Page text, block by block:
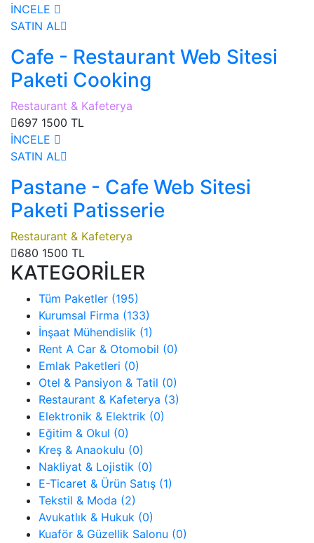
İNCELE
SATIN AL
Cafe - Restaurant Web Sitesi
Paketi Cooking
Restaurant & Kafeterya
697 1500 TL
İNCELE
SATIN AL
Pastane - Cafe Web Sitesi
Paketi Patisserie
Restaurant & Kafeterya
680 1500 TL
KATEGORİLER
Tüm Paketler (195)
Kurumsal Firma (133)
İnşaat Mühendislik (1)
Rent A Car & Otomobil (0)
Emlak Paketleri (0)
Otel & Pansiyon & Tatil (0)
Restaurant & Kafeterya (3)
Elektronik & Elektrik (0)
Eğitim & Okul (0)
Kreş & Anaokulu (0)
Nakliyat & Lojistik (0)
E-Ticaret & Ürün Satış (1)
Tekstil & Moda (2)
Avukatlık & Hukuk (0)
Kuaför & Güzellik Salonu (0)